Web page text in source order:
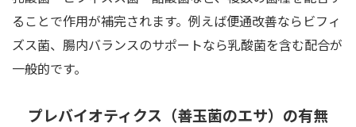
ることで作用が補完されます。例えば便通改善ならビフィ
ズス菌、腸内バランスのサポートなら乳酸菌を含む配合が
一般的です。
プレバイオティクス（善玉菌のエサ）の有無